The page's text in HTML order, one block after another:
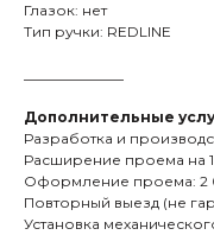
Глазок: нет
Тип ручки: REDLINE
Дополнительные
Разработка и
Расширение проема на
Оформление проема: 2
Повторный выезд (не
Установка